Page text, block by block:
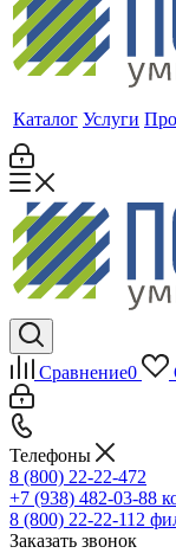
Каталог Услуги
Сравнение0
Телефоны
8 (800) 22-22-472
+7 (938) 482-03-88
8 (800) 22-22-112
Заказать звонок